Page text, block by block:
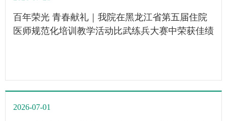
百年荣光 青春献礼｜我院在黑龙江省第五届住院
医师规范化培训教学活动比武练兵大赛中荣获佳绩
2026-07-01